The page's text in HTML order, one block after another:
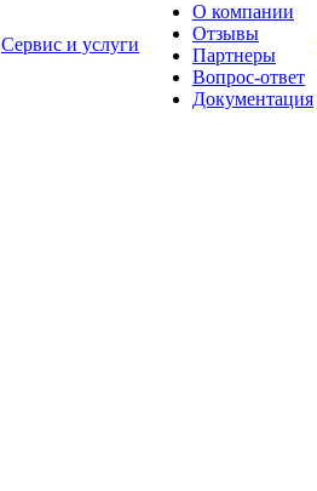
Сервис и услуги
О компании
Отзывы
Партнеры
Вопрос-ответ
Документация